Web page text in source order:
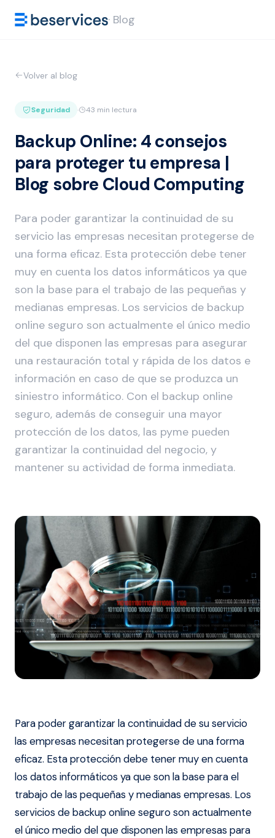
· Blog
Volver al blog
Seguridad · 43 min lectura
Backup Online: 4 consejos
para proteger tu empresa |
Blog sobre Cloud Computing
Para poder garantizar la continuidad de su
servicio las empresas necesitan protegerse de
una forma eficaz. Esta protección debe tener
muy en cuenta los datos informáticos ya que
son la base para el trabajo de las pequeñas y
medianas empresas. Los servicios de backup
online seguro son actualmente el único medio
del que disponen las empresas para asegurar
una restauración total y rápida de los datos e
información en caso de que se produzca un
siniestro informático. Con el backup online
seguro, además de conseguir una mayor
protección de los datos, las pyme pueden
garantizar la continuidad del negocio, y
mantener su actividad de forma inmediata.
Para poder garantizar la continuidad de su servicio
las empresas necesitan protegerse de una forma
eficaz. Esta protección debe tener muy en cuenta
los datos informáticos ya que son la base para el
trabajo de las pequeñas y medianas empresas. Los
servicios de backup online seguro son actualmente
el único medio del que disponen las empresas para